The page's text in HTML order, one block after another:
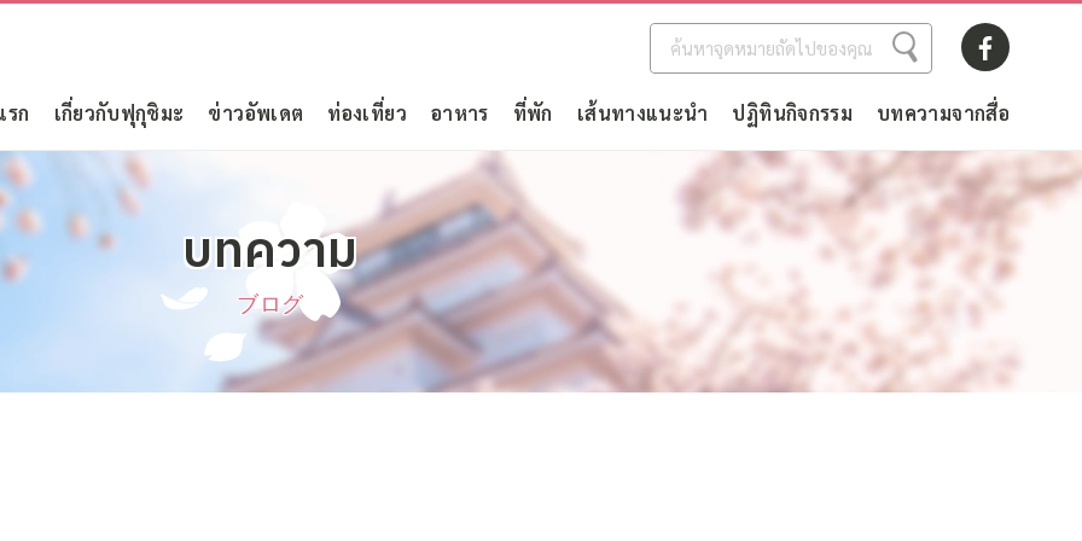
ก เกี่ยวกับฟุกุชิมะ ข่าวอัพเดต ท่องเที่ยว อาหาร ที่พัก เส้นทางแนะนำ ปฏิทินกิจกรรม บทความจากสื่อ
บทความ
ブログ